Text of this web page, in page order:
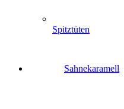
Spitztüten
Sahnekaramell